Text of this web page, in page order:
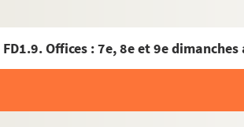
FD1.9. Offices : 7e, 8e et 9e